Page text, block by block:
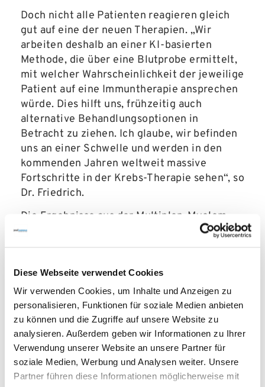
Diese Webseite verwendet Cookies
Wir verwenden Cookies, um Inhalte und Anzeigen zu
personalisieren, Funktionen für soziale Medien anbieten
zu können und die Zugriffe auf unsere Website zu
analysieren. Außerdem geben wir Informationen zu Ihrer
Verwendung unserer Website an unsere Partner für
soziale Medien, Werbung und Analysen weiter. Unsere
Partner führen diese Informationen möglicherweise mit
Doch nicht alle Patienten reagieren gleich
gut auf eine der neuen Therapien. „Wir
arbeiten deshalb an einer KI-basierten
Methode, die über eine Blutprobe ermittelt,
mit welcher Wahrscheinlichkeit der jeweilige
Patient auf eine Immuntherapie ansprechen
würde. Dies hilft uns, frühzeitig auch
alternative Behandlungsoptionen in
Betracht zu ziehen. Ich glaube, wir befinden
uns an einer Schwelle und werden in den
kommenden Jahren weltweit massive
Fortschritte in der Krebs-Therapie sehen“, so
Dr. Friedrich.
Die Ergebnisse aus der Multiplen-Myelom-
Forschung könnten auch für andere Krebs-
Menschen zu verstehen. Viele unserer
Forschungsprojekte beziehen sich deshalb
auf das patienteneigene Immunsystem und
nicht auf die jeweilige Tumorerkrankung.
Dies kann uns helfen, auch andere Krebs-
Erkrankungen, wie Leukämien, wirksam zu
bekämpfen oder über eine Impfung erst gar
nicht entstehen zu lassen“, so Dr. Friedrich.